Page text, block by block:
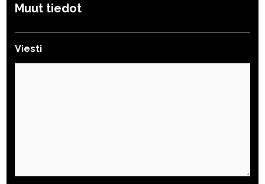
Muut tiedot
Viesti